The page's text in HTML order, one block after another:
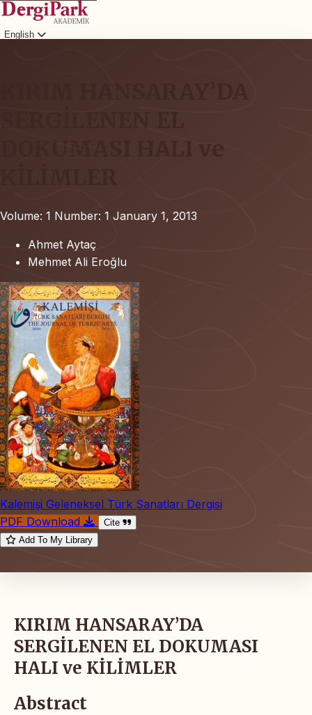
English
DOKUMASI HALI ve
Volume: 1 Number: 1 January 1, 2013
Ahmet Aytaç
Mehmet Ali Eroğlu
Kalemişi Geleneksel Türk Sanatları Dergisi
PDF Download
Cite
Add To My Library
KIRIM HANSARAY’DA
SERGİLENEN EL DOKUMASI
HALI ve KİLİMLER
Abstract